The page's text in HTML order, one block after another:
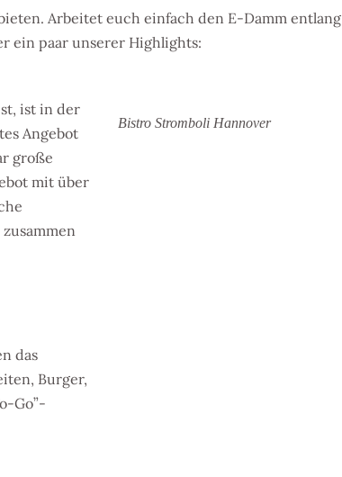
Arbeitet euch einfach den E-Damm entlang
ein paar unserer Highlights:
ist in der
Angebot
große
mit über
das
Burger,
Go”-
Bistro Stromboli Hannover